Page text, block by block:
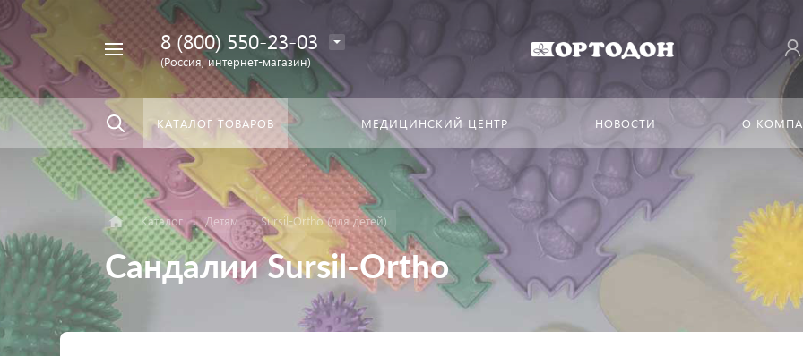
вездеНайти
8 (800) 550-23-03
(Россия, интернет-магазин)
КАТАЛОГ ТОВАРОВ МЕДИЦИНСКИЙ ЦЕНТР НОВОСТИ О
Каталог Детям Sursil-Ortho (для детей)
Сандалии Sursil-Ortho